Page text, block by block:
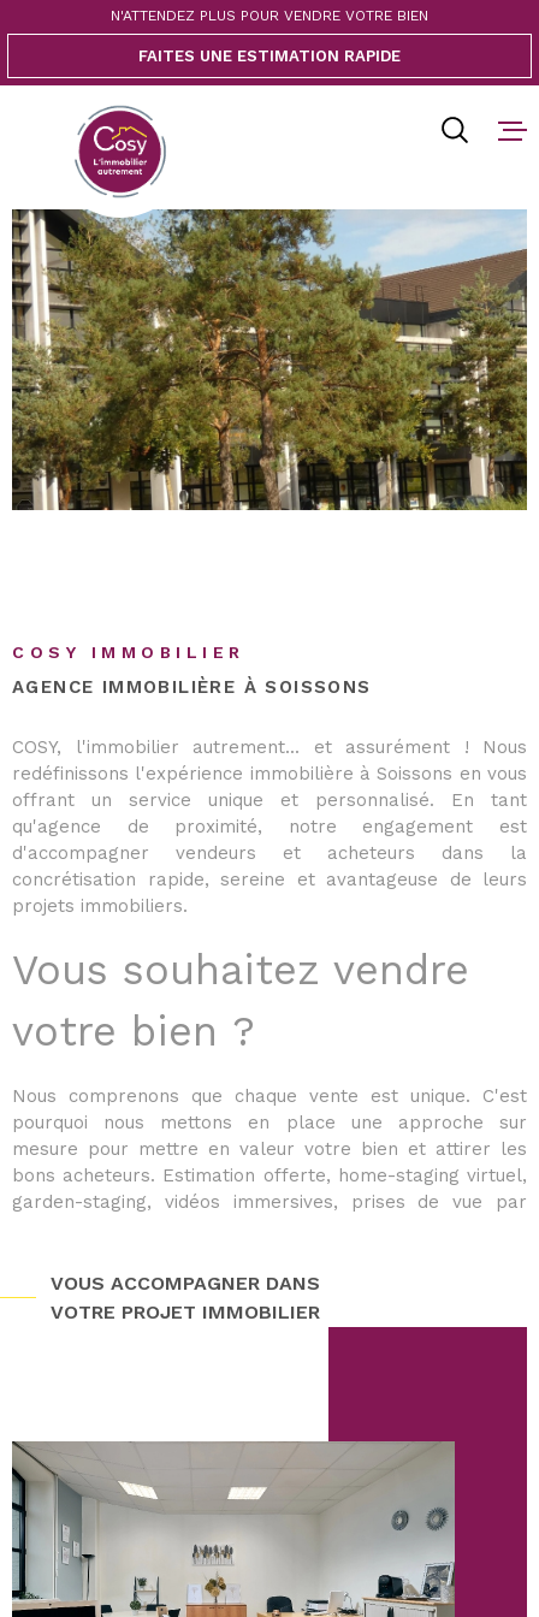
àà
recherche
au
principal
au
ACHETER
VENDRE
BIENS
BLOG
CONTACT
N'ATTENDEZ PLUS POUR VENDRE VOTRE BIEN
FAITES UNE ESTIMATION RAPIDE
COSY IMMOBILIER
AGENCE IMMOBILIÈRE À SOISSONS
COSY, l'immobilier autrement... et assurément ! Nous
redéfinissons l'expérience immobilière à Soissons en vous
offrant un service unique et personnalisé. En tant
qu'agence de proximité, notre engagement est
d'accompagner vendeurs et acheteurs dans la
concrétisation rapide, sereine et avantageuse de leurs
projets immobiliers.
Vous souhaitez vendre
votre bien ?
Nous comprenons que chaque vente est unique. C'est
pourquoi nous mettons en place une approche sur
mesure pour mettre en valeur votre bien et attirer les
bons acheteurs. Estimation offerte, home-staging virtuel,
garden-staging, vidéos immersives, prises de vue par
Grâce à des visites virtuelles interactives et une
campagne de communication ciblée, nous vous aidons à
vendre dans les meilleures conditions et délais optimisés.
?
Trouver la maison ou l’appartement idéal demande du
temps et de la réactivité. En rejoignant notre programme
VIP acquéreur, vous accédez en avant-première aux
nouveaux biens disponibles, qu'il s'agisse d'unemaison à
VOUS ACCOMPAGNER DANS
VOTRE PROJET IMMOBILIER